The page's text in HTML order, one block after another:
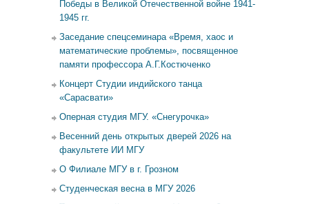
Победы в Великой Отечественной войне 1941-
1945 гг.
Заседание спецсеминара «Время, хаос и
математические проблемы», посвященное
памяти профессора А.Г.Костюченко
Концерт Студии индийского танца
«Сарасвати»
Оперная студия МГУ. «Снегурочка»
Весенний день открытых дверей 2026 на
факультете ИИ МГУ
О Филиале МГУ в г. Грозном
Студенческая весна в МГУ 2026